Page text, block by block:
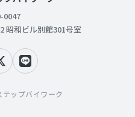
0047
昭和ビル別館301号室
ップバイワーク